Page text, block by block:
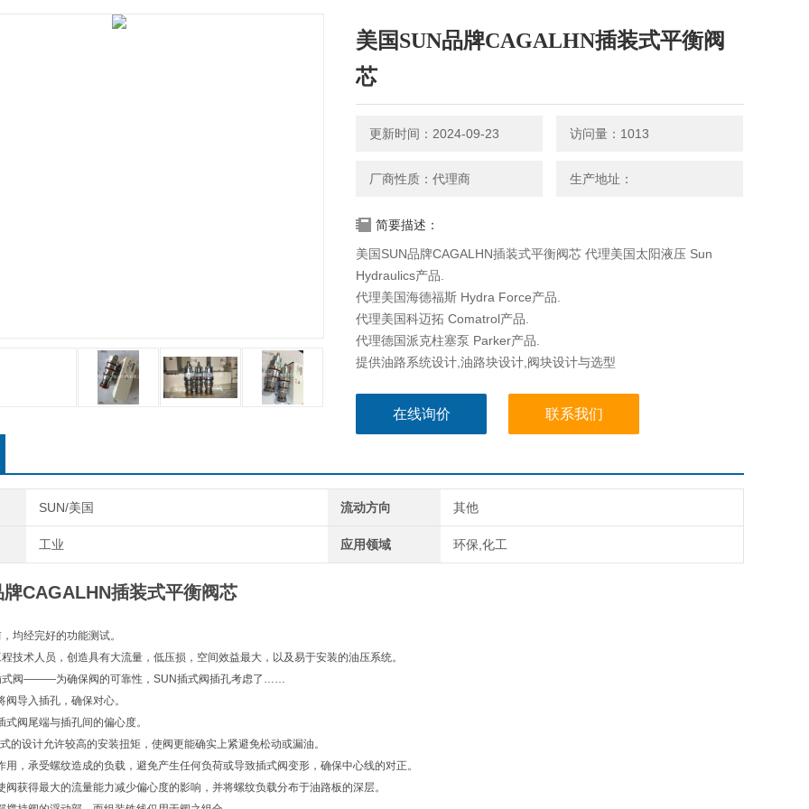
美国SUN品牌CAGALHN插装式平衡阀
芯
更新时间：2024-09-23 访问量：1013
厂商性质：代理商 生产地址：
简要描述：
美国SUN品牌CAGALHN插装式平衡阀芯 代理美国太阳液压 Sun
Hydraulics产品.
代理美国海德福斯 Hydra Force产品.
代理美国科迈拓 Comatrol产品.
代理德国派克柱塞泵 Parker产品.
提供油路系统设计,油路块设计,阀块设计与选型
在线询价 联系我们
SUN/美国 流动方向 其他
工业 应用领域 环保,化工
牌CAGALHN插装式平衡阀芯
均经完好的功能测试。
技术人员，创造具有大流量，低压损，空间效益最大，以及易于安装的油压系统。
式阀———为确保阀的可靠性，SUN插式阀插孔考虑了……
导入插孔，确保对心。
阀尾端与插孔间的偏心度。
的设计允许较高的安装扭矩，使阀更能确实上紧避免松动或漏油。
用，承受螺纹造成的负载，避免产生任何负荷或导致插式阀变形，确保中心线的对正。
阀获得最大的流量能力减少偏心度的影响，并将螺纹负载分布于油路板的深层。